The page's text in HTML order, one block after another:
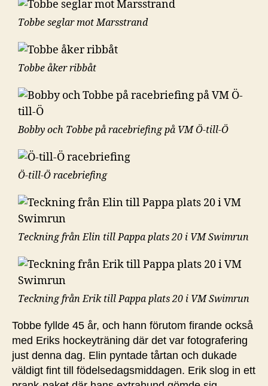
Tobbe seglar mot Marsstrand
Tobbe åker ribbåt
Bobby och Tobbe på racebriefing på VM Ö-till-Ö
Ö-till-Ö racebriefing
Teckning från Elin till Pappa plats 20 i VM Swimrun
Teckning från Erik till Pappa plats 20 i VM Swimrun
Tobbe fyllde 45 år, och hann förutom firande också
med Eriks hockeyträning där det var fotografering
just denna dag. Elin pyntade tårtan och dukade
väldigt fint till födelsedagsmiddagen. Erik slog in ett